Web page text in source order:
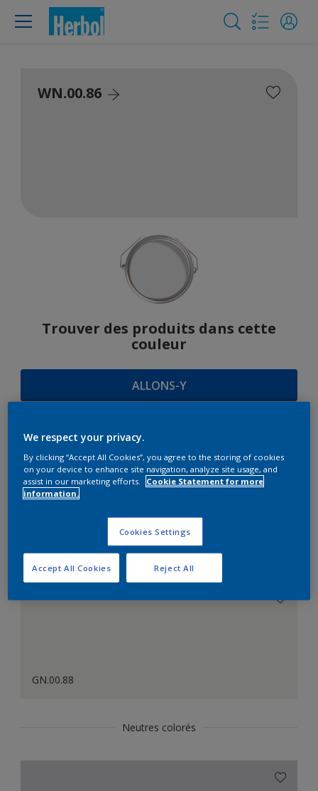
WN.00.86
Trouver des produits dans cette
couleur
ALLONS-Y
SUGGESTIONS
D'HARMONIES
Le Blanc Parfait
GN.00.88
Neutres colorés
We respect your privacy.
By clicking “Accept All Cookies”, you agree to the storing of cookies
on your device to enhance site navigation, analyze site usage, and
assist in our marketing efforts.
Cookie Statement for more
information.
Cookies Settings
Reject All
Accept All Cookies